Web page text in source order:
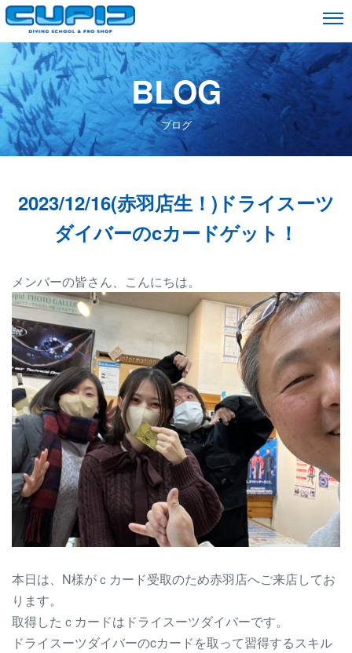
BLOG
ブログ
2023/12/16(赤羽店生！)ドライスーツ
ダイバーのcカードゲット！
メンバーの皆さん、こんにちは。
本日は、N様がｃカード受取のため赤羽店へご来店してお
ります。
取得したｃカードはドライスーツダイバーです。
ドライスーツダイバーのcカードを取って習得するスキル